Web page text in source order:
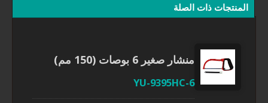
صغير 6 بوصات (150 مم)
YU-9395HC-